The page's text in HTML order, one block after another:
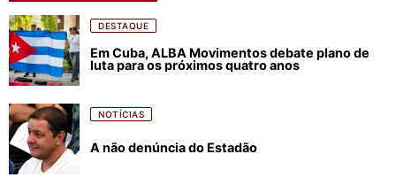
DESTAQUE
Em Cuba, ALBA Movimentos debate plano de
luta para os próximos quatro anos
NOTÍCIAS
A não denúncia do Estadão